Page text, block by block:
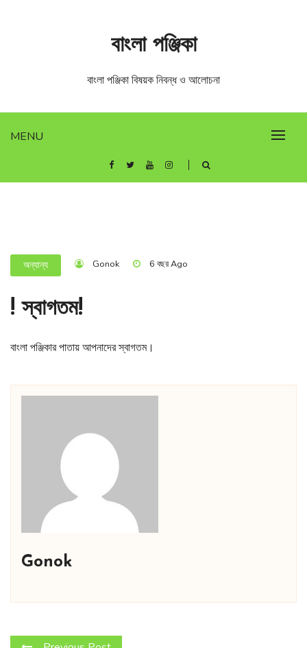
MENU
বাংলা পঞ্জিকা
বাংলা পঞ্জিকা বিষয়ক নিবন্ধ ও আলোচনা
অন্যান্য Gonok 6 বছর Ago
! স্বাগতম!
বাংলা পঞ্জিকার পাতায় আপনাদের স্বাগতম।
Gonok